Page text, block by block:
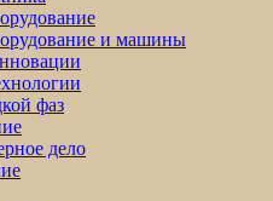
и машины
фаз
дело